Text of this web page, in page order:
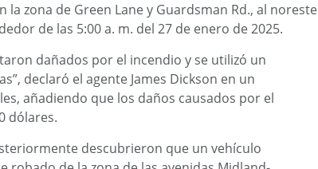
zona de Green Lane y Guardsman Rd., al noreste
de las 5:00 a. m. del 27 de enero de 2025.
dañados por el incendio y se utilizó un
declaró el agente James Dickson en un
añadiendo que los daños causados ​​por el
dólares.
descubrieron que un vehículo